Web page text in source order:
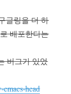
글링을 더 하
배포한다는
버그가 있었
head